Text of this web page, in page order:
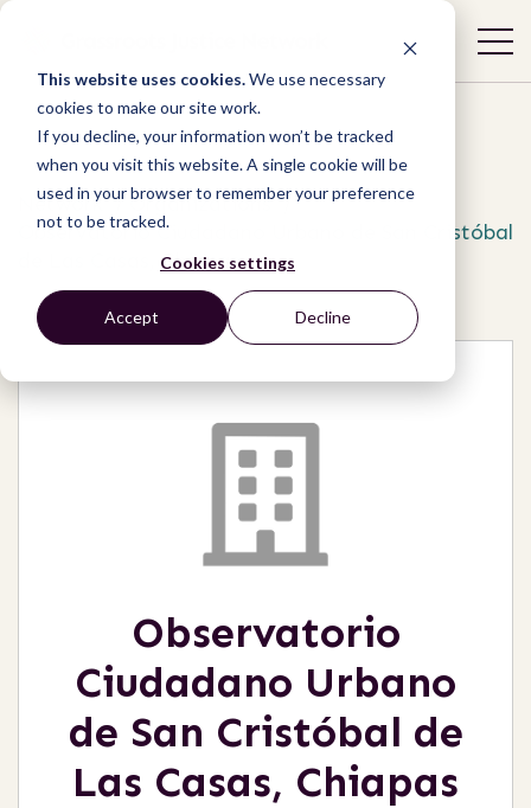
This website uses cookies.We use necessary
cookies to make our site work.
If you decline, your information won’t be tracked
when you visit this website. A single cookie will be
used in your browser to remember your preference
not to be tracked.
Cookies settings
Accept Decline
Network / Organizations /
Observatorio Ciudadano Urbano de San Cristóbal
de Las Casas, Chiapas
Observatorio
Ciudadano Urbano
de San Cristóbal de
Las Casas, Chiapas